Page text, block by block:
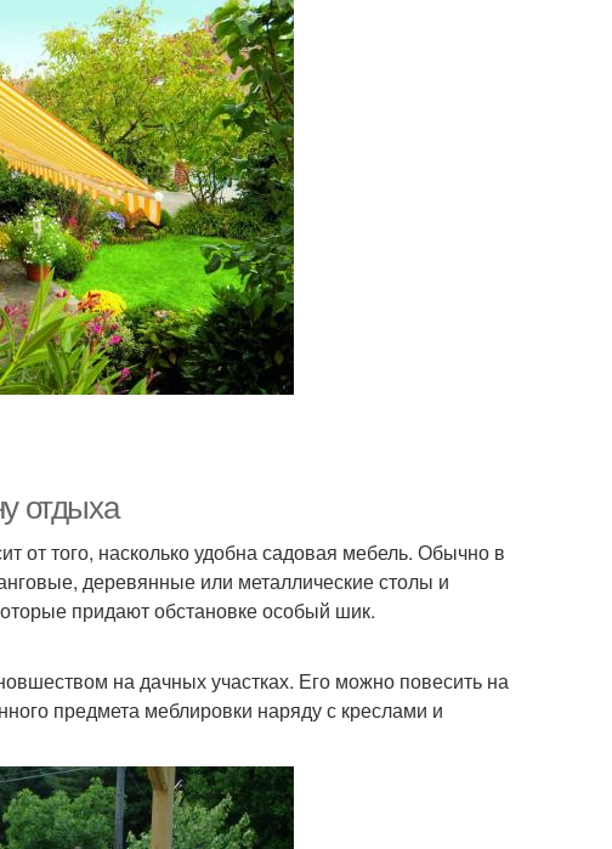
отдыха
того, насколько удобна садовая мебель. Обычно в
деревянные или металлические столы и
придают обстановке особый шик.
на дачных участках. Его можно повесить на
предмета меблировки наряду с креслами и